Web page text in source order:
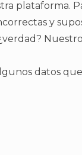
plataforma.
y
datos